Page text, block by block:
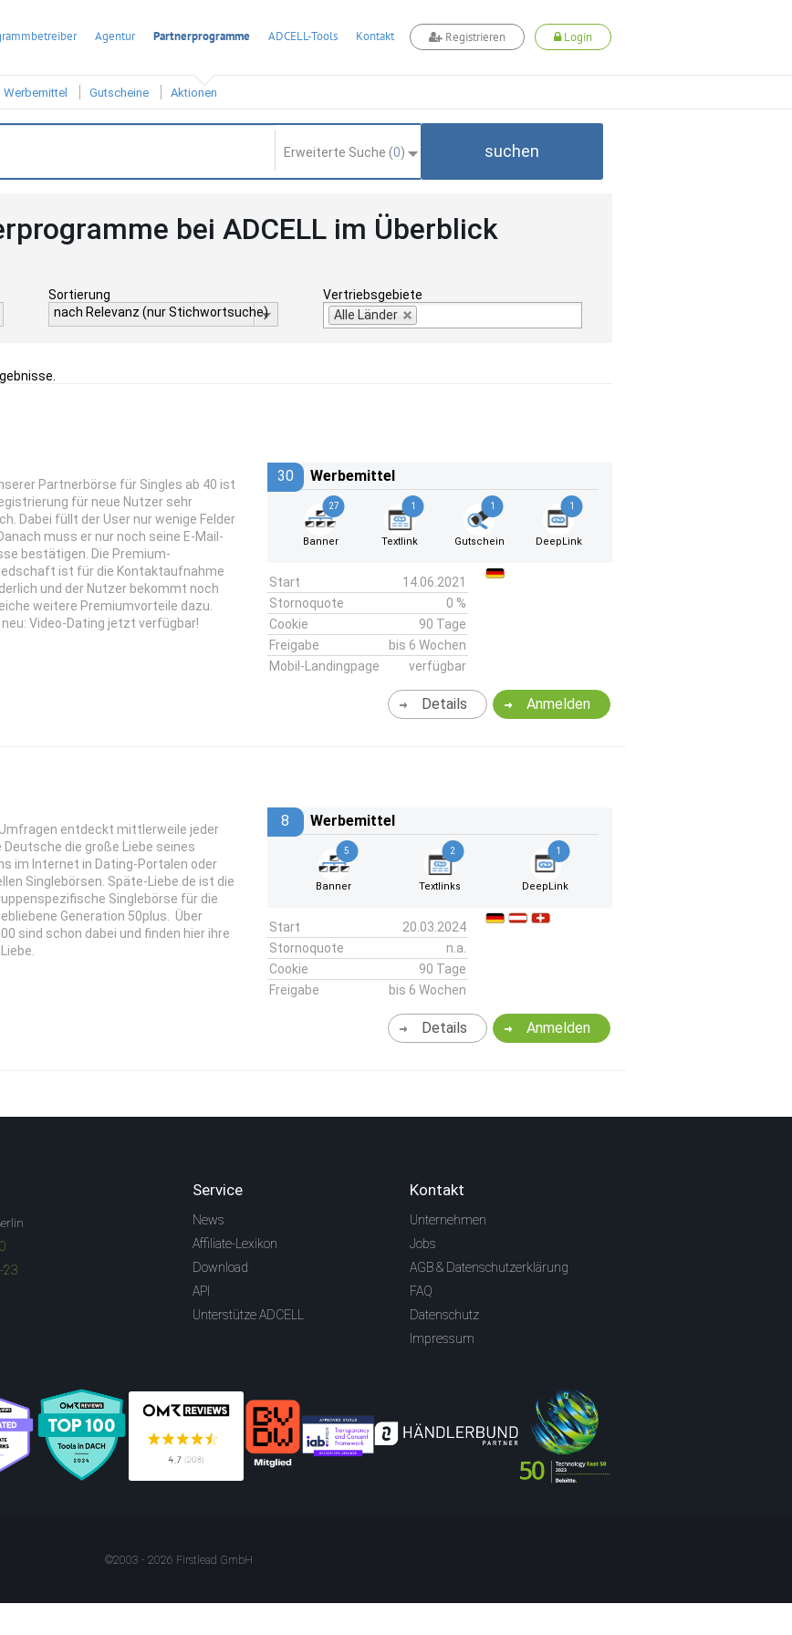
Agentur Partnerprogramme ADCELL-Tools Kontakt Registrieren Login
Werbemittel Gutscheine Aktionen
Erweiterte Suche (0) suchen
bei ADCELL im Überblick
Sortierung
nach Relevanz (nur Stichwortsuche)
Vertriebsgebiete
Alle Länder
Partnerbörse für Singles ab 40 ist
für neue Nutzer sehr
Dabei füllt der User nur wenige Felder
muss er nur noch seine E-Mail-
bestätigen. Die Premium-
ist für die Kontaktaufnahme
und der Nutzer bekommt noch
weitere Premiumvorteile dazu.
neu: Video-Dating jetzt verfügbar!
30 Werbemittel
27
Banner
1
Textlink
1
Gutschein
1
DeepLink
Start
14.06.2021
Stornoquote
0 %
Cookie
90 Tage
Freigabe
bis 6 Wochen
Mobil-Landingpage
verfügbar
Anmelden
Details
Umfragen entdeckt mittlerweile jeder
die große Liebe seines
im Internet in Dating-Portalen oder
Singlebörsen. Späte-Liebe.de ist die
Singlebörse für die
Generation 50plus. Über
sind schon dabei und finden hier ihre
8 Werbemittel
5
Banner
2
Textlinks
1
DeepLink
Start
20.03.2024
Stornoquote
n.a.
Cookie
90 Tage
Freigabe
bis 6 Wochen
Anmelden
Details
23
Service
News
Affiliate-Lexikon
Download
API
Unterstütze ADCELL
Kontakt
Unternehmen
Jobs
AGB & Datenschutzerklärung
FAQ
Datenschutz
Impressum
©2003 - 2026 Firstlead GmbH